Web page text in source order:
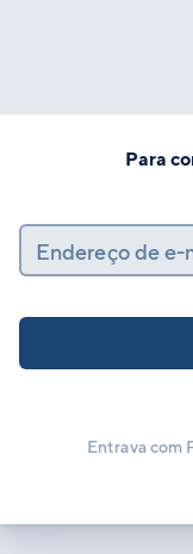
Para
Endereço de e-
Entrava com